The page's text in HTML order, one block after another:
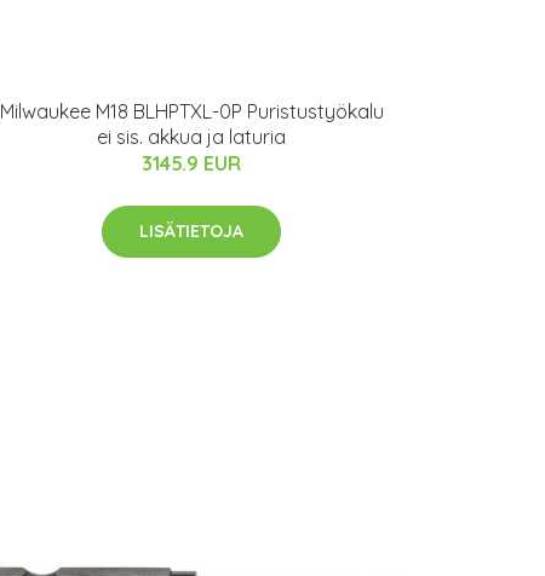
Milwaukee M18 BLHPTXL-0P Puristustyökalu
ei sis. akkua ja laturia
3145.9 EUR
LISÄTIETOJA